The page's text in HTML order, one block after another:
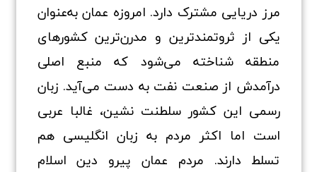
مرز دریایی مشترک دارد. امروزه عمان به‌عنوان
یکی از ثروتمندترین و مدرن‌ترین کشورهای
منطقه شناخته می‌شود که منبع اصلی
درآمدش از صنعت نفت به دست می‌آید. زبان
رسمی این کشور سلطنت نشین، غالبا عربی
است اما اکثر مردم به زبان انگلیسی هم
تسلط دارند. مردم عمان پیرو دین اسلام